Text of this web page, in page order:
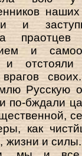
и
и
отстояли
врагов
Русскую
по-бждали
как
жизни и